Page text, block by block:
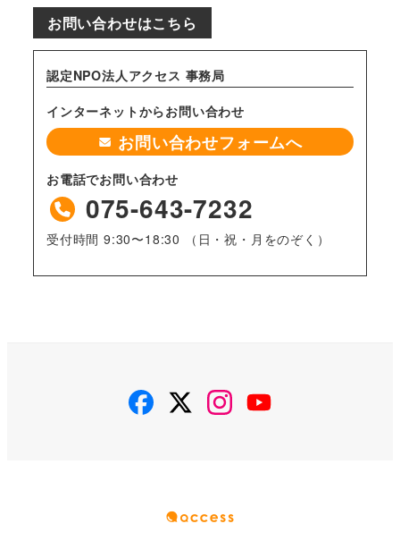
お問い合わせはこちら
認定NPO法人アクセス 事務局
インターネットからお問い合わせ
お問い合わせフォームへ
お電話でお問い合わせ
075-643-7232
受付時間 9:30〜18:30 （日・祝・月をのぞく）
facebook
twitter
instagram
youtube